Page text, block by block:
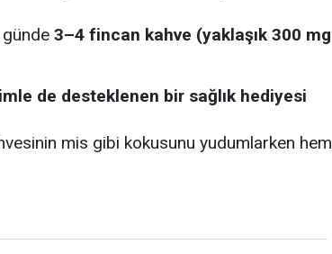
3–4 fincan kahve (yaklaşık 300 mg
de desteklenen bir sağlık hediyesi
mis gibi kokusunu yudumlarken hem